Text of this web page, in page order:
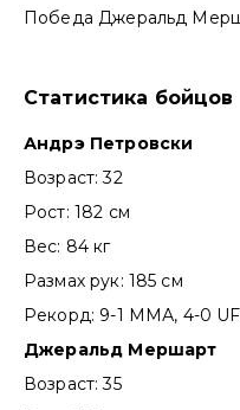
Победа Джеральд
Статистика бойцов
Андрэ Петровски
Возраст: 32
Рост: 182 см
Вес: 84 кг
Размах рук: 185 см
Рекорд: 9-1 ММА, 4-0
Джеральд Мершарт
Возраст: 35